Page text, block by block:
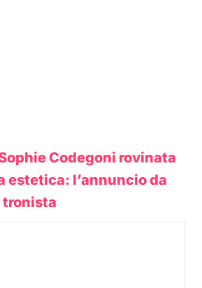
Codegoni rovinata
estetica: l’annuncio da
tronista